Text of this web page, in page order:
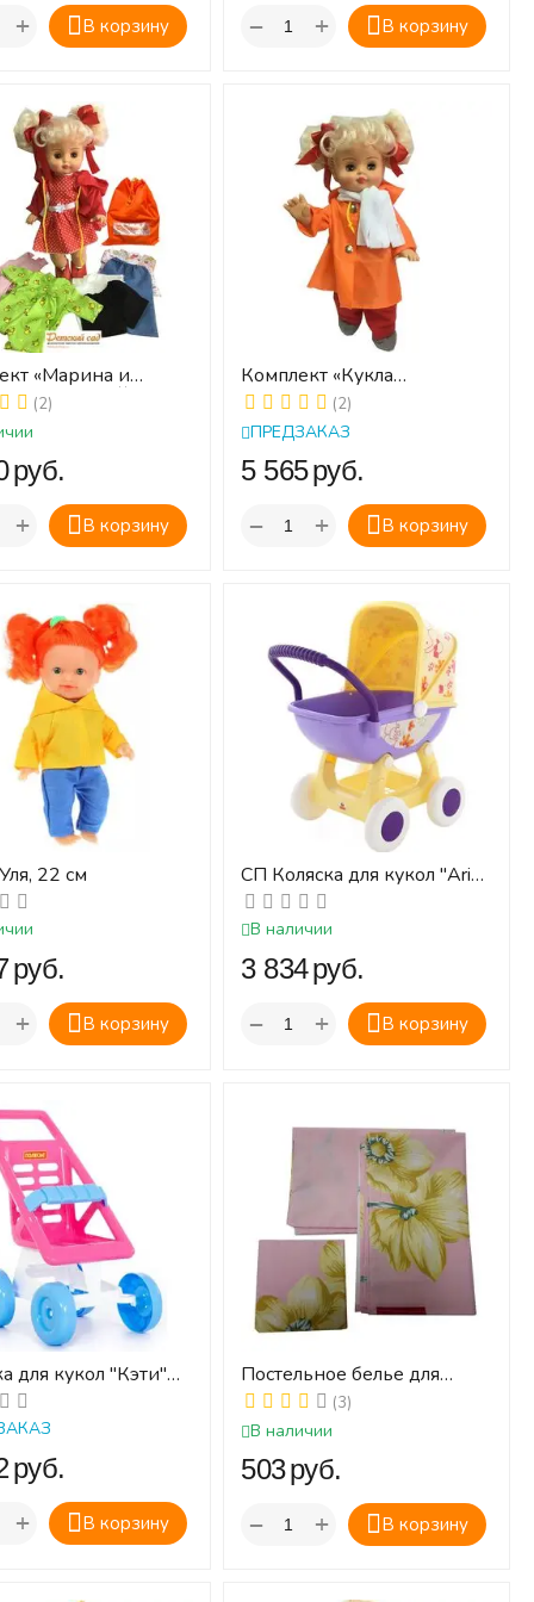
В корзину
+ В корзину
+
−
«Марина и
дня» (АКСАЙТ)
(2)
руб.
В корзину
+
Комплект «Кукла
дидактическая Марина по
временам года с
застежками» АКСАЙТ
(2)
ПРЕДЗАКАЗ
‍5 565‍руб.
В корзину
+
−
22 см
руб.
В корзину
+
СП Коляска для кукол "Arina
№2" 4-х колёсная (в
пакете)
В наличии
‍3 834‍руб.
В корзину
+
−
для кукол "Кэти"
руб.
В корзину
+
Постельное белье для
кукол до 50 см (простыня,
наволочка, пододеяльник)
(3)
В наличии
‍503‍руб.
В корзину
+
−